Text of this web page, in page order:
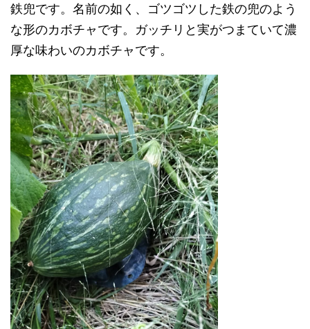
鉄兜です。名前の如く、ゴツゴツした鉄の兜のよう
な形のカボチャです。ガッチリと実がつまていて濃
厚な味わいのカボチャです。